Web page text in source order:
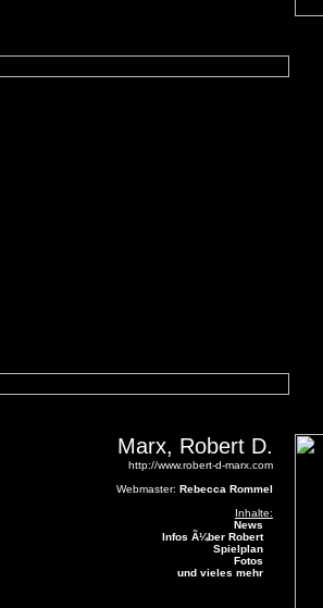
Marx, Robert D.
http://www.robert-d-marx.com
Webmaster: Rebecca Rommel
Inhalte:
News
Infos Ã¼ber Robert
Spielplan
Fotos
und vieles mehr